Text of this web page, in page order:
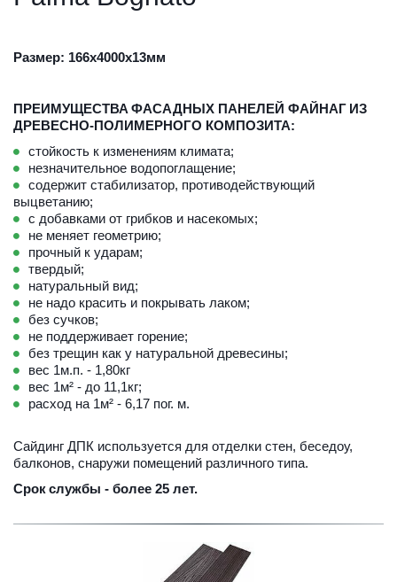
Размер: 166х4000х13мм
ПРЕИМУЩЕСТВА ФАСАДНЫХ ПАНЕЛЕЙ ФАЙНАГ ИЗ
ДРЕВЕСНО-ПОЛИМЕРНОГО КОМПОЗИТА:
стойкость к изменениям климата;
незначительное водопоглащение;
содержит стабилизатор, противодействующий
выцветанию;
с добавками от грибков и насекомых;
не меняет геометрию;
прочный к ударам;
твердый;
натуральный вид;
не надо красить и покрывать лаком;
без сучков;
не поддерживает горение;
без трещин как у натуральной древесины;
вес 1м.п. - 1,80кг
вес 1м² - до 11,1кг;
расход на 1м² - 6,17 пог. м.
Сайдинг ДПК используется для отделки стен, беседоу,
балконов, снаружи помещений различного типа.
Срок службы - более 25 лет.